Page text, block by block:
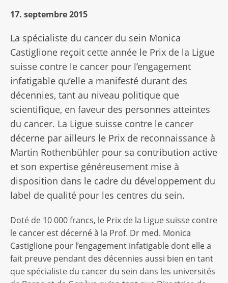
17. septembre 2015
La spécialiste du cancer du sein Monica
Castiglione reçoit cette année le Prix de la Ligue
suisse contre le cancer pour l’engagement
infatigable qu’elle a manifesté durant des
décennies, tant au niveau politique que
scientifique, en faveur des personnes atteintes
du cancer. La Ligue suisse contre le cancer
décerne par ailleurs le Prix de reconnaissance à
Martin Rothenbühler pour sa contribution active
et son expertise généreusement mise à
disposition dans le cadre du développement du
label de qualité pour les centres du sein.
Doté de 10 000 francs, le Prix de la Ligue suisse contre
le cancer est décerné à la Prof. Dr med. Monica
Castiglione pour l’engagement infatigable dont elle a
fait preuve pendant des décennies aussi bien en tant
que spécialiste du cancer du sein dans les universités